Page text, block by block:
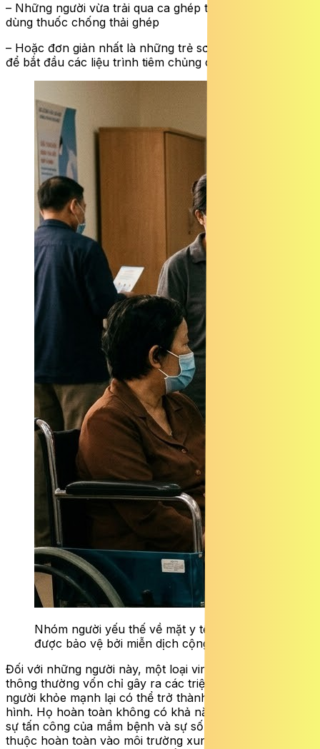
– Những người vừa trải qua ca ghép tạng và đang phải
dùng thuốc chống thải ghép
– Hoặc đơn giản nhất là những trẻ sơ sinh chưa đủ tuổi
để bắt đầu các liệu trình tiêm chủng cơ bản.
Nhóm người yếu thế về mặt y tế rất cần thiết
được bảo vệ bởi miễn dịch cộng đồng.
Đối với những người này, một loại virus hay vi khuẩn
thông thường vốn chỉ gây ra các triệu chứng nhẹ ở
người khỏe mạnh lại có thể trở thành một bản án tử
hình. Họ hoàn toàn không có khả năng tự bảo vệ trước
sự tấn công của mầm bệnh và sự sống còn của họ phụ
thuộc hoàn toàn vào môi trường xung quanh. Nếu